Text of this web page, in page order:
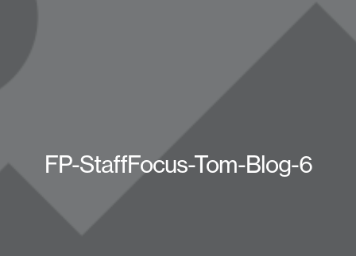
FP-StaffFocus-Tom-Blog-6